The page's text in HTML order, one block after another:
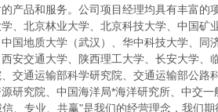
产品和服务。公司项目经理均具有丰富的
、北京林业大学、北京科技大学、中国
国地质大学（武汉）、华中科技大学、同
安交通大学、陕西理工大学、长安大学
交通运输部科学研究院、交通运输部公路
研究院、中国海洋局*海洋研究所、中交
、专业、共赢"是我们的经营理念，我们期